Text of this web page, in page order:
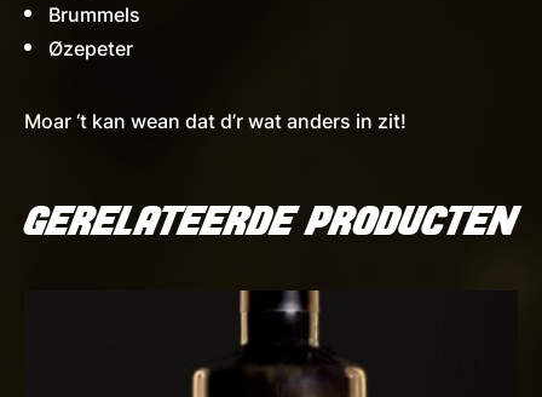
Brummels
Øzepeter
Moar ‘t kan wean dat d’r wat anders in zit!
GERELATEERDE PRODUCTEN